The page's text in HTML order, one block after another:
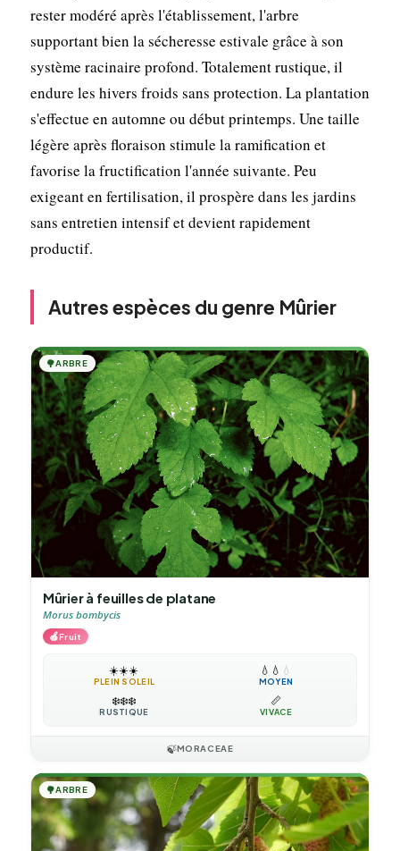
rester modéré après l'établissement, l'arbre
supportant bien la sécheresse estivale grâce à son
système racinaire profond. Totalement rustique, il
endure les hivers froids sans protection. La plantation
s'effectue en automne ou début printemps. Une taille
légère après floraison stimule la ramification et
favorise la fructification l'année suivante. Peu
exigeant en fertilisation, il prospère dans les jardins
sans entretien intensif et devient rapidement
productif.
Autres espèces du genre Mûrier
🌳ARBRE
Mûrier à feuilles de platane
Morus bombycis
🍎Fruit
☀️☀️☀️
PLEIN SOLEIL
💧 💧 💧
MOYEN
❄️❄️❄️
RUSTIQUE
📏
VIVACE
🍃MORACEAE
🌳ARBRE